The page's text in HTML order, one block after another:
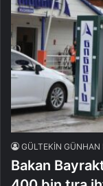
GÜLTEKİN GÜNHAN
Bakan